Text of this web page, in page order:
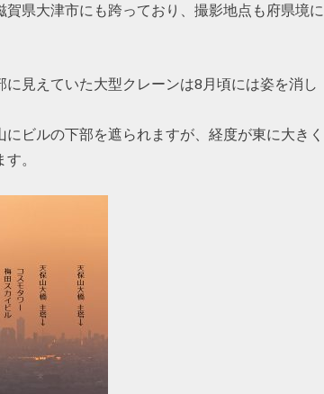
県大津市にも跨っており、撮影地点も府県境に
見えていた大型クレーンは8月頃には姿を消し
ビルの下部を遮られますが、経度が東に大きく
。